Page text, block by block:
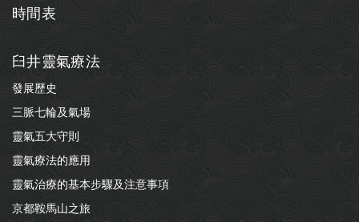
時間表
臼井靈氣療法
發展歷史
三脈七輪及氣場
靈氣五大守則
靈氣療法的應用
靈氣治療的基本步驟及注意事項
京都鞍馬山之旅